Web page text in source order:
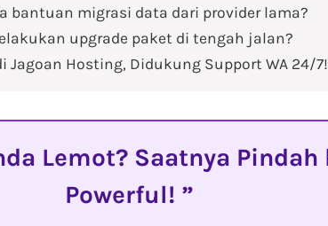
bantuan migrasi data dari provider lama?
upgrade paket di tengah jalan?
Jagoan Hosting, Didukung Support WA 24/7!
Lemot? Saatnya Pindah
Powerful!